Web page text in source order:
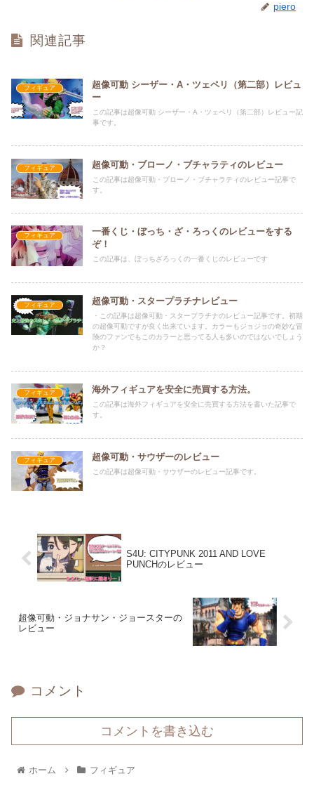
piero
関連記事
フィギュア
超像可動 シーザー・A・ツェペリ（第二部）レビュ
ー
この記事は超像可動 シーザー・A・ツェペリ（第二部）レビュー記
事です。
フィギュア 超像可動・ブローノ・ブチャラティのレビュー
この記事は超像可動・ブローノ・ブチャラティのレビュー記事で
す。
フィギュア
一番くじ・ぼっち・ざ・ろっくのレビューをする
ぞ！
この記事は、ぼっちざろっくの一番くじのレビューです
フィギュア 超像可動・スタープラチナレビュー
・この記事は超像可動・スタープラチナのレビュー記事です。初期
の超像可動ですが良く出来ています。カラーもジョジョの奇妙な冒
険のファンでもこのカラーと思ってる人も多いのではないでしょう
か？
フィギュア 海外フィギュアを安全に売買する方法。
この記事は海外フィギュアを安全に売買する方法を書いた記事で
す。
フィギュア 超像可動・サウザーのレビュー
この記事は超像可動・サウザーのレビュー記事です。
S4U: CITYPUNK 2011 AND LOVE
PUNCHのレビュー
超像可動・ジョナサン・ジョースターの
レビュー
コメント
コメントを書き込む
ホーム フィギュア